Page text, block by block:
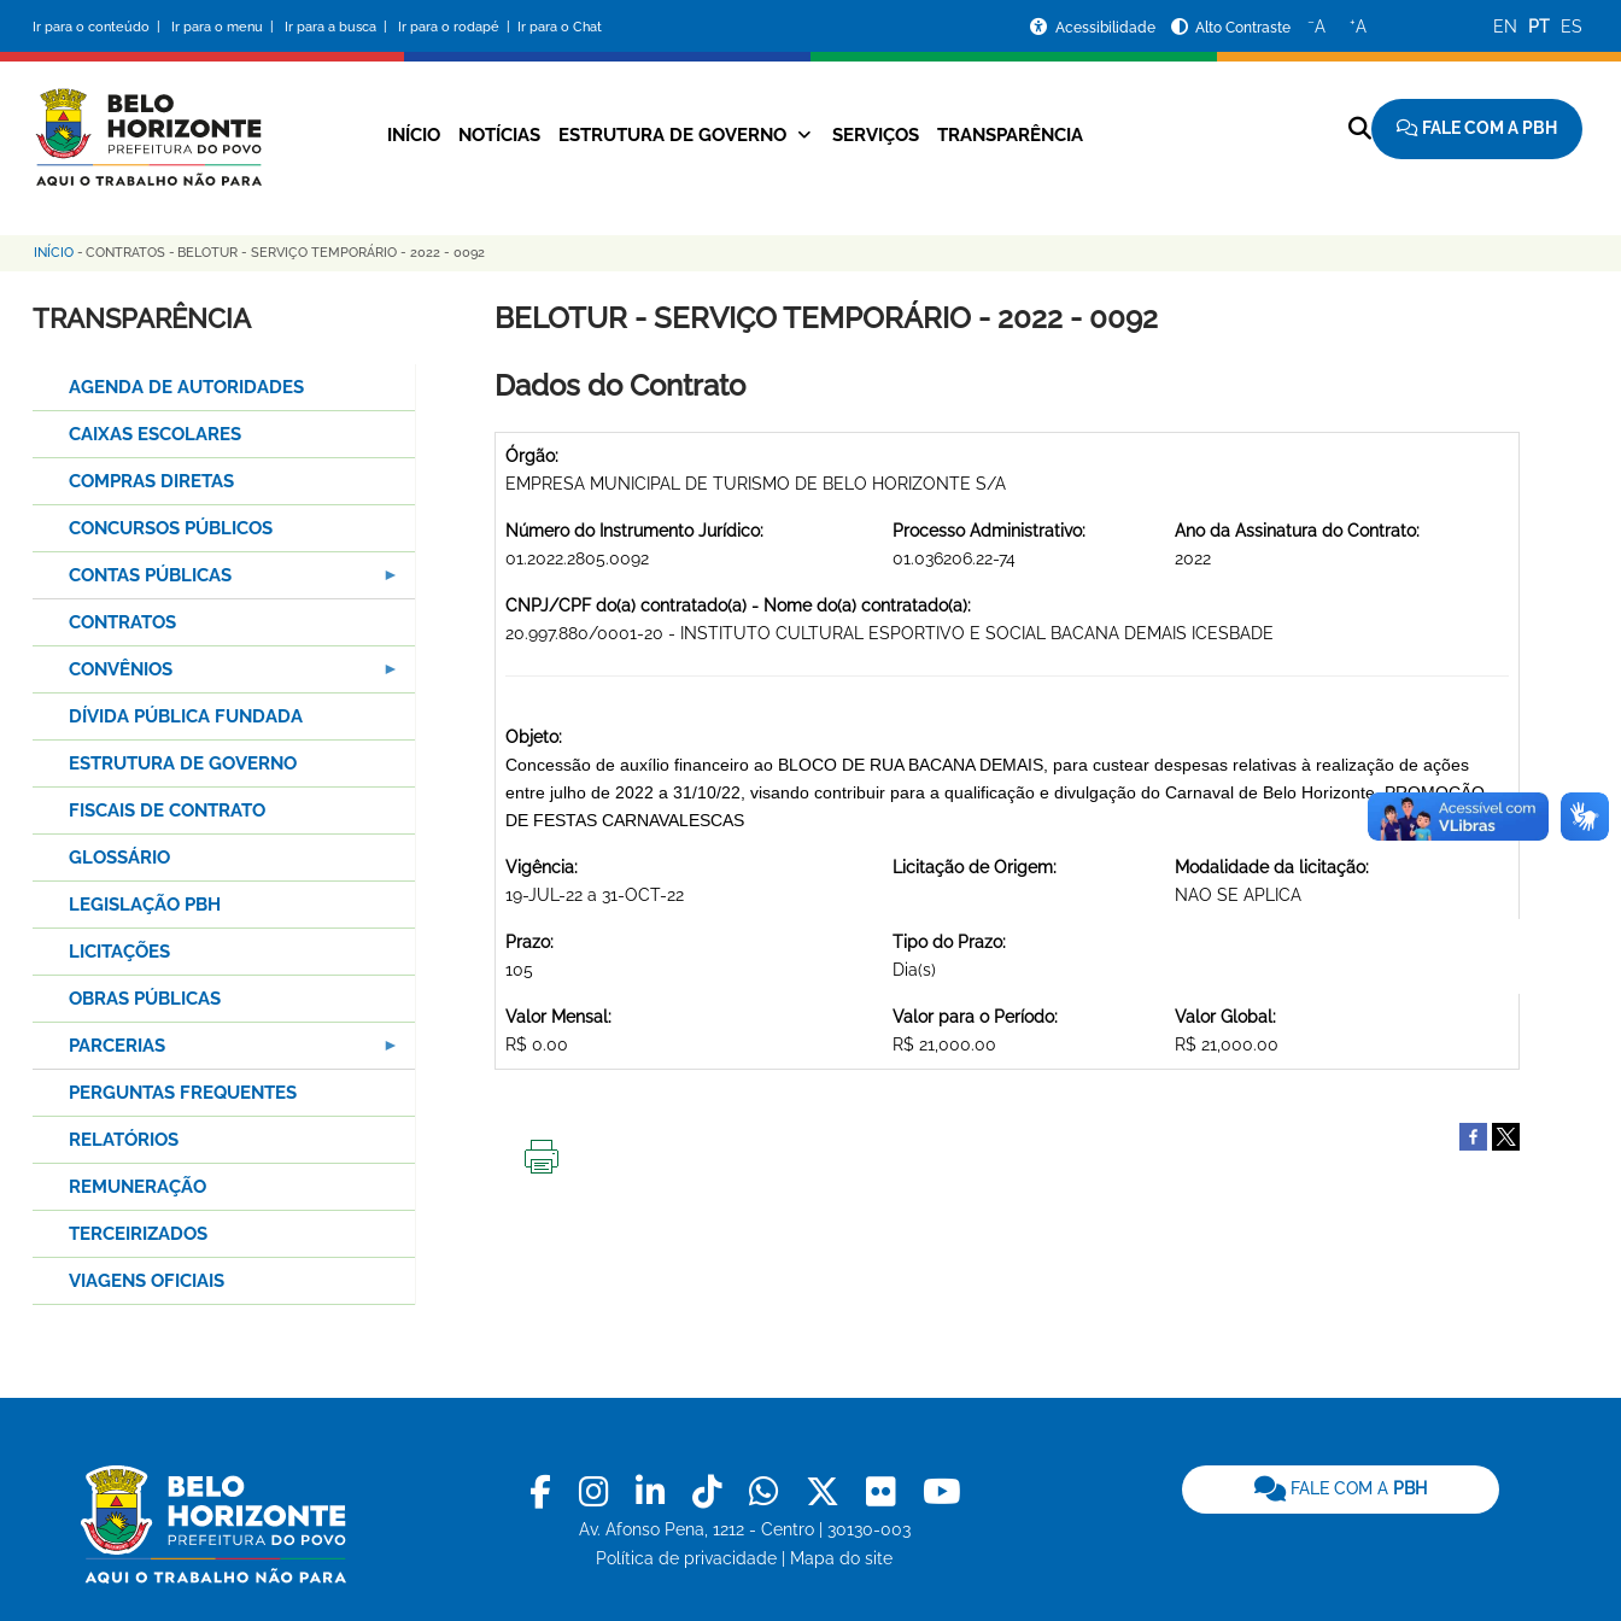
conteúdo
principal
Ir para o conteúdo | Ir para o menu | Ir para a busca | Ir para o rodapé | Ir para o Chat
da
Prefeitura
Acessibilidade Alto Contraste −A +A EN PT ES
Navegação
INÍCIO NOTÍCIAS ESTRUTURA DE GOVERNO SERVIÇOS TRANSPARÊNCIA FALE COM A PBH
Trilha
de
INÍCIO - CONTRATOS - BELOTUR - SERVIÇO TEMPORÁRIO - 2022 - 0092
BELOTUR - SERVIÇO TEMPORÁRIO - 2022 - 0092
Dados do Contrato
Órgão:
EMPRESA MUNICIPAL DE TURISMO DE BELO HORIZONTE S/A
Número do Instrumento Jurídico:
01.2022.2805.0092
Processo Administrativo:
01.036206.22-74
Ano da Assinatura do Contrato:
2022
CNPJ/CPF do(a) contratado(a) - Nome do(a) contratado(a):
20.997.880/0001-20 - INSTITUTO CULTURAL ESPORTIVO E SOCIAL BACANA DEMAIS ICESBADE
Objeto:
Concessão de auxílio financeiro ao BLOCO DE RUA BACANA DEMAIS, para custear despesas relativas à realização de ações
entre julho de 2022 a 31/10/22, visando contribuir para a qualificação e divulgação do Carnaval de Belo Horizonte. PROMOÇÃO
DE FESTAS CARNAVALESCAS
Vigência:
19-JUL-22 a 31-OCT-22
Licitação de Origem:
Modalidade da licitação:
NAO SE APLICA
Prazo:
105
Tipo do Prazo:
Dia(s)
Valor Mensal:
R$ 0.00
Valor para o Período:
R$ 21,000.00
Valor Global:
R$ 21,000.00
TRANSPARÊNCIA
AGENDA DE AUTORIDADES
CAIXAS ESCOLARES
COMPRAS DIRETAS
CONCURSOS PÚBLICOS
CONTAS PÚBLICAS
CONTRATOS
CONVÊNIOS
DÍVIDA PÚBLICA FUNDADA
ESTRUTURA DE GOVERNO
FISCAIS DE CONTRATO
GLOSSÁRIO
LEGISLAÇÃO PBH
LICITAÇÕES
OBRAS PÚBLICAS
PARCERIAS
PERGUNTAS FREQUENTES
RELATÓRIOS
REMUNERAÇÃO
TERCEIRIZADOS
VIAGENS OFICIAIS
Facebook
Instagram
LinkedinTiktokWhatsapp
X Flickr
Av. Afonso Pena, 1212 - Centro | 30130-003
Política de privacidade
Mapa do site
FALE COM A PBH